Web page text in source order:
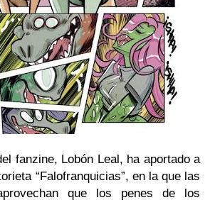
fanzine, Lobón Leal, ha aportado a
“Falofranquicias”, en la que las
que los penes de los